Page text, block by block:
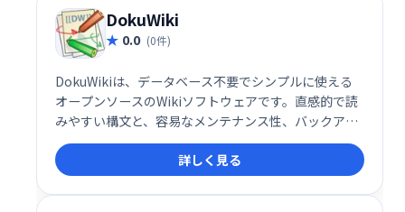
DokuWiki
0.0 (0件)
DokuWikiは、データベース不要でシンプルに使える
オープンソースのWikiソフトウェアです。直感的で読
みやすい構文と、容易なメンテナンス性、バックアッ
プ機能が特長です。アクセス制御や認証コネクタも備
え、企業環境にも最適。豊富なプラグインにより、多
様な用途に対応可能です。活気のあるコミュニティも
大きな強みです。
詳しく見る